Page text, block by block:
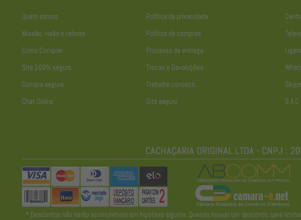
Quem somos
Missão, visão e valores
Como Comprar
Site 100% seguro
Compra segura
Chat Online
Política de privacidade
Política de compras
Processo de entrega
Trocas e Devoluções
Trabalhe conosco
Site seguro
S.A.C
* Descontos não serão acumulativos em hipótese alguma. Quando houver um desconto, será